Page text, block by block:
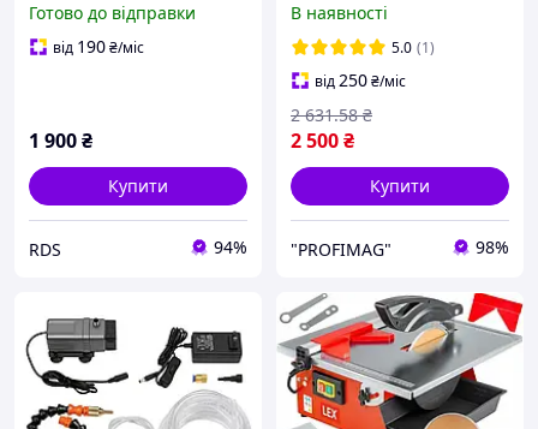
Готово до відправки
від 190₴/міс
1 900₴
Купити
RDS 94%
(220-240В/50Hz)
В наявності
5.0 (1)
від250₴/міс
2 500₴
2 631.58 ₴
Купити
"PROFIMAG" 98%